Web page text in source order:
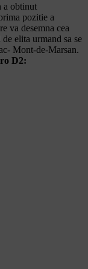
a obtinut
pozitie a
va desemna cea
elita urmand sa se
Mont-de-Marsan.
D2: